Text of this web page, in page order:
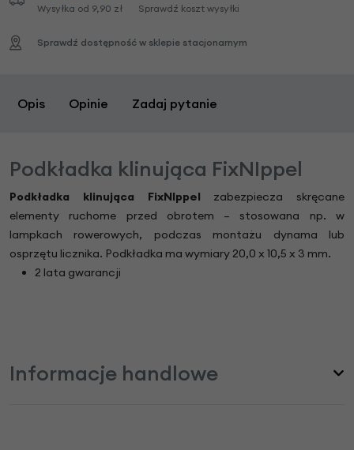
Wysyłka od 9,90 zł Sprawdź koszt wysyłki
Sprawdź dostępność w sklepie stacjonarnym
Opis Opinie Zadaj pytanie
Podkładka klinująca FixNIppel
Podkładka klinująca FixNIppel zabezpiecza skręcane
elementy ruchome przed obrotem – stosowana np. w
lampkach rowerowych, podczas montażu dynama lub
osprzętu licznika. Podkładka ma wymiary 20,0 x 10,5 x 3 mm.
2 lata gwarancji
Informacje handlowe